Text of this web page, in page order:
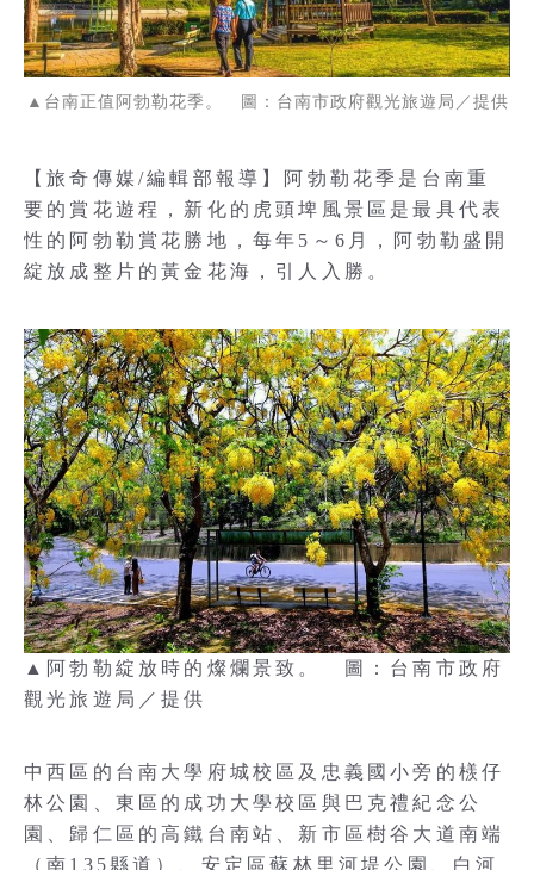
▲台南正值阿勃勒花季。 圖：台南市政府觀光旅遊局／提供
【旅奇傳媒/編輯部報導】阿勃勒花季是台南重
要的賞花遊程，新化的虎頭埤風景區是最具代表
性的阿勃勒賞花勝地，每年5～6月，阿勃勒盛開
綻放成整片的黃金花海，引人入勝。
▲阿勃勒綻放時的燦爛景致。 圖：台南市政府
觀光旅遊局／提供
中西區的台南大學府城校區及忠義國小旁的檨仔
林公園、東區的成功大學校區與巴克禮紀念公
園、歸仁區的高鐵台南站、新市區樹谷大道南端
（南135縣道）、安定區蘇林里河堤公園、白河